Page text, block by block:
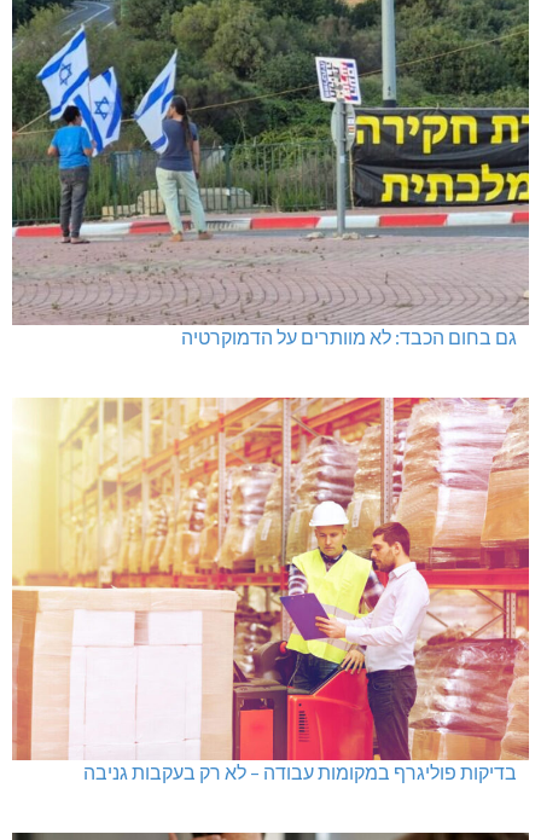
גם בחום הכבד: לא מוותרים על הדמוקרטיה
בדיקות פוליגרף במקומות עבודה – לא רק בעקבות גניבה